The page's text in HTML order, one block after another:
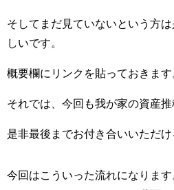
そしてまだ見ていないという方
しいです。
概要欄にリンクを貼っておきます
それでは、今回も我が家の資産推
是非最後までお付き合いいただけ
今回はこういった流れになります